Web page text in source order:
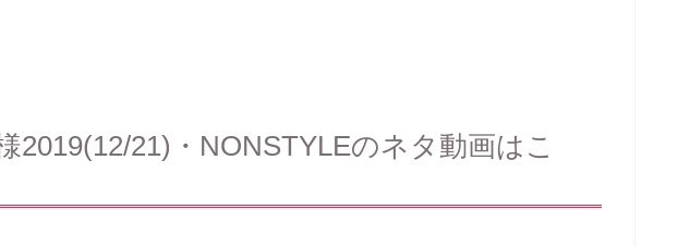
2019(12/21)・NONSTYLEのネタ動画はこ